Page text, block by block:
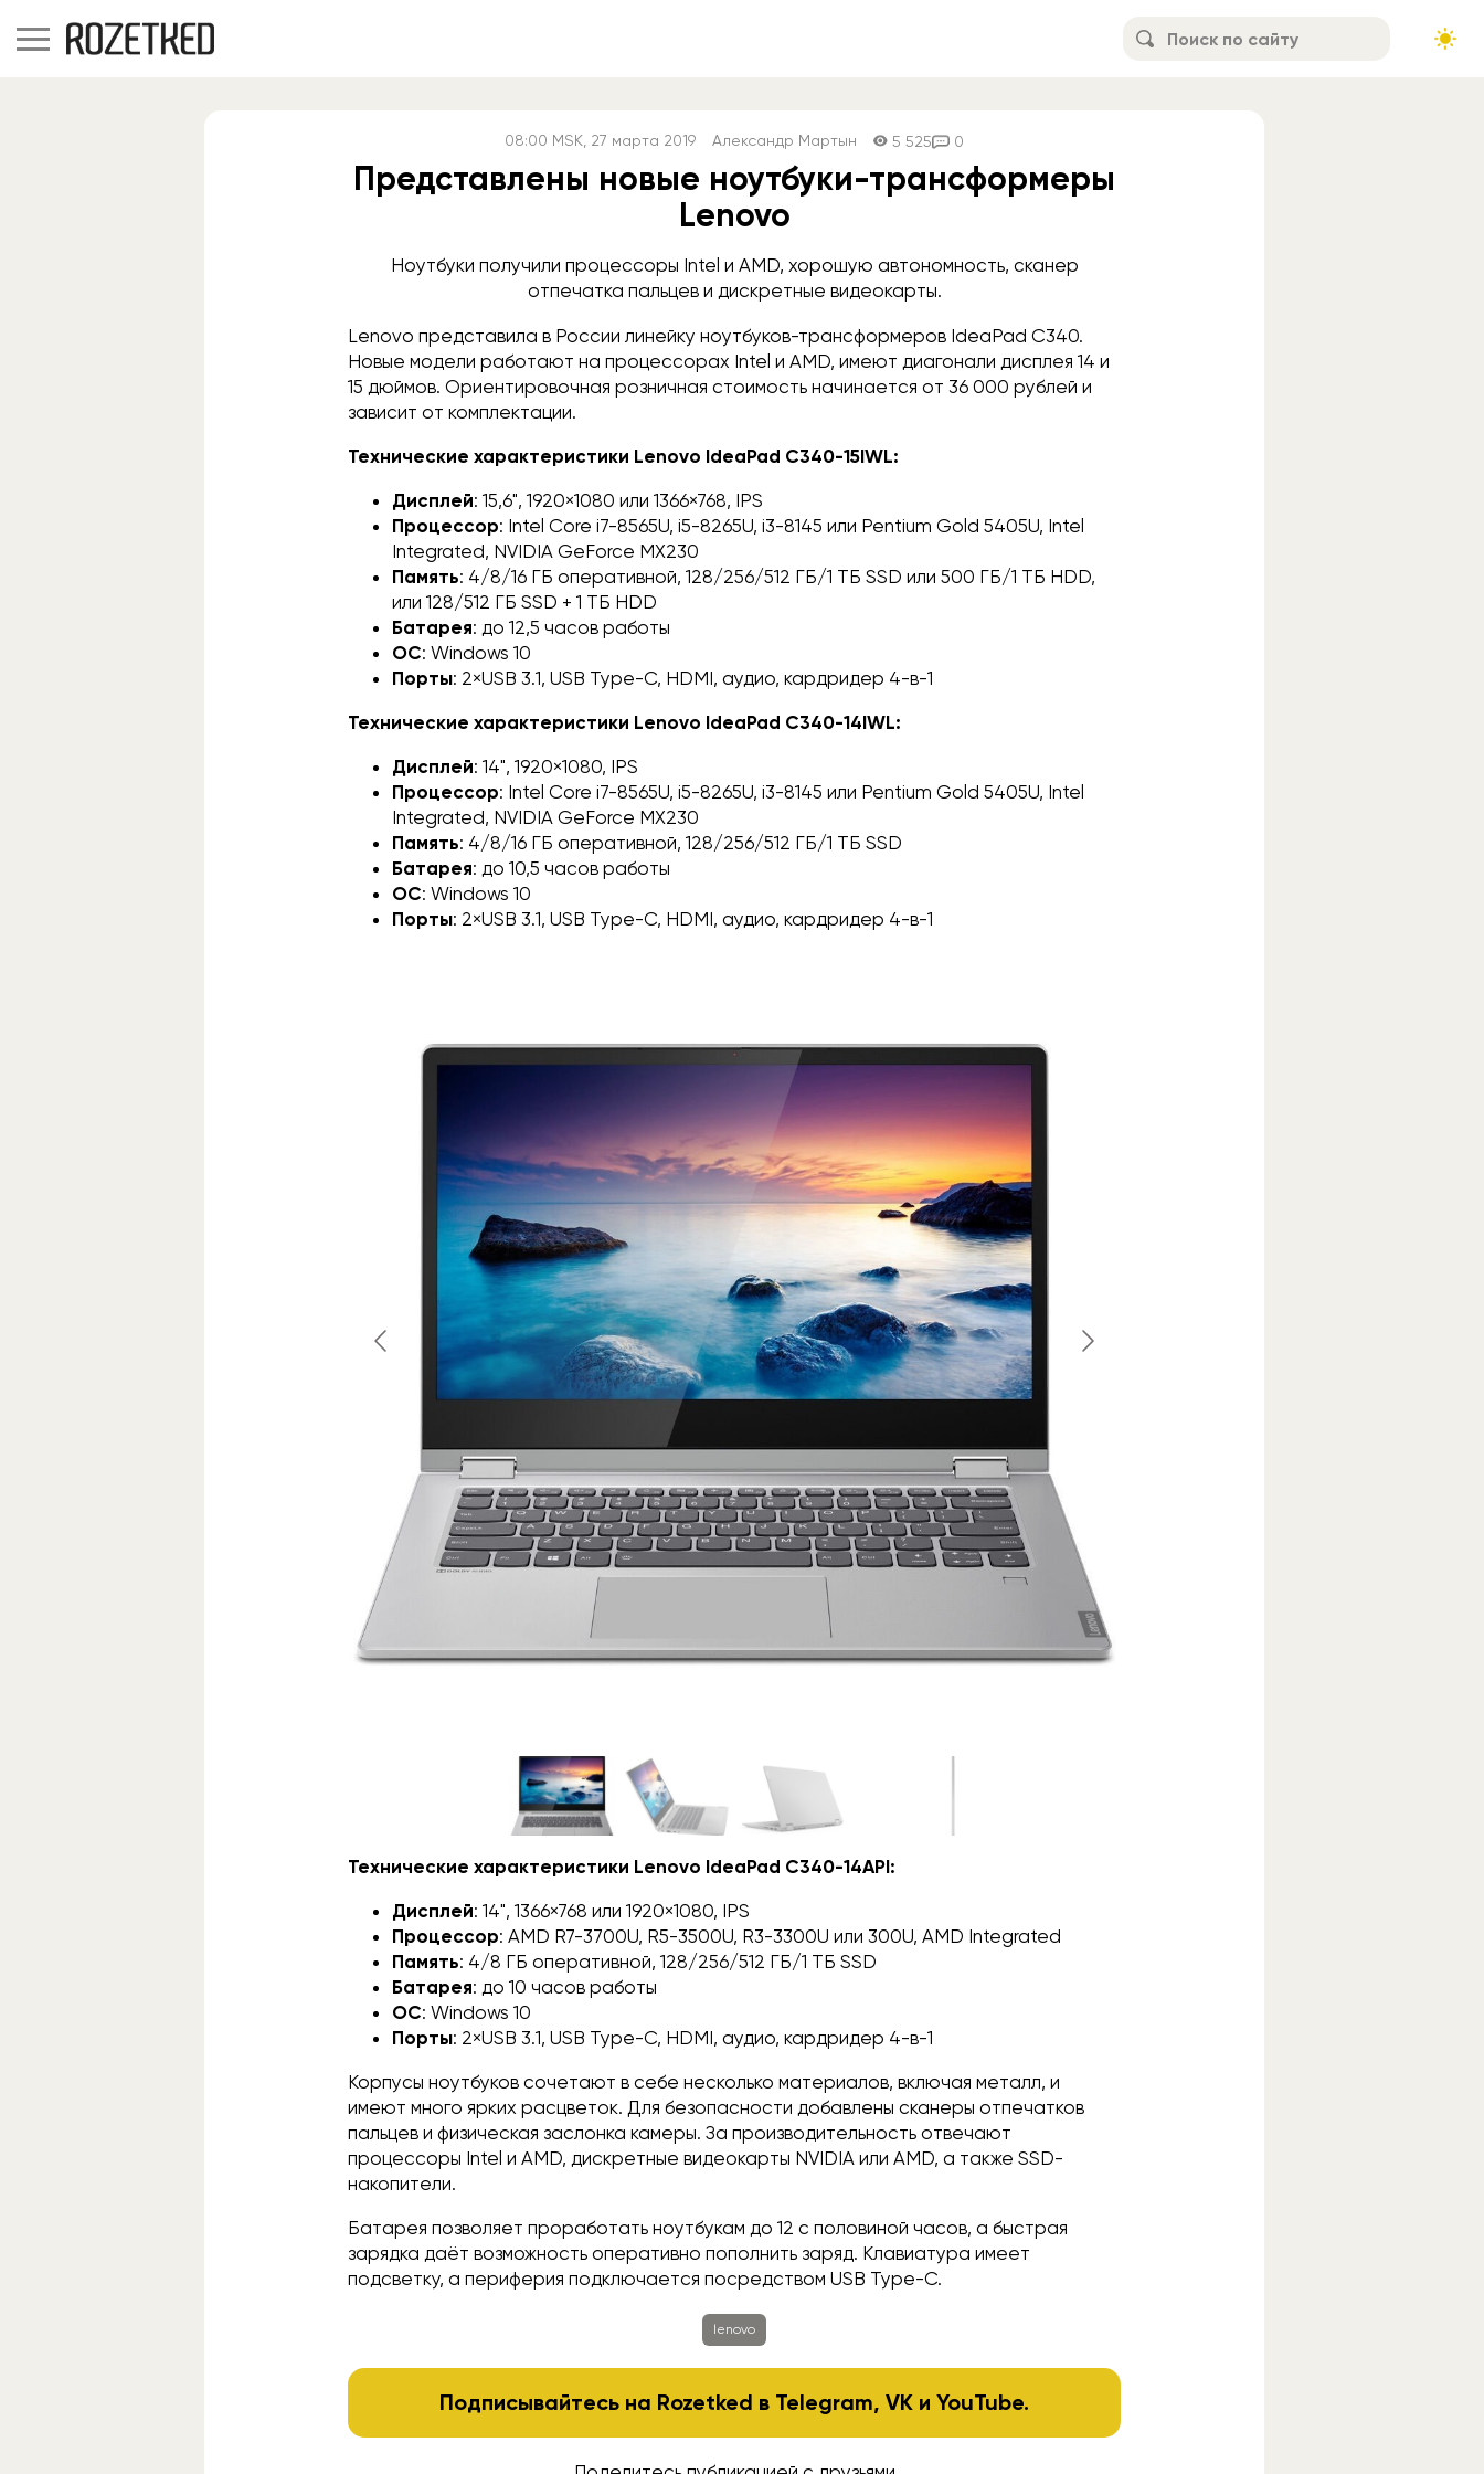
08:00 MSK , 27 марта 2019 Александр Мартын 5 525 0
Представлены новые ноутбуки-трансформеры
Lenovo
Ноутбуки получили процессоры Intel и AMD, хорошую автономность, сканер
отпечатка пальцев и дискретные видеокарты.
Lenovo представила в России линейку ноутбуков-трансформеров IdeaPad C340.
Новые модели работают на процессорах Intel и AMD, имеют диагонали дисплея 14 и
15 дюймов. Ориентировочная розничная стоимость начинается от 36 000 рублей и
зависит от комплектации.
Технические характеристики Lenovo IdeaPad C340-15IWL:
Дисплей: 15,6", 1920×1080 или 1366×768, IPS
Процессор: Intel Core i7-8565U, i5-8265U, i3-8145 или Pentium Gold 5405U, Intel
Integrated, NVIDIA GeForce MX230
Память: 4/8/16 ГБ оперативной, 128/256/512 ГБ/1 ТБ SSD или 500 ГБ/1 ТБ HDD,
или 128/512 ГБ SSD + 1 ТБ HDD
Батарея: до 12,5 часов работы
ОС: Windows 10
Порты: 2×USB 3.1, USB Type-C, HDMI, аудио, кардридер 4-в-1
Технические характеристики Lenovo IdeaPad C340-14IWL:
Дисплей: 14", 1920×1080, IPS
Процессор: Intel Core i7-8565U, i5-8265U, i3-8145 или Pentium Gold 5405U, Intel
Integrated, NVIDIA GeForce MX230
Память: 4/8/16 ГБ оперативной, 128/256/512 ГБ/1 ТБ SSD
Батарея: до 10,5 часов работы
ОС: Windows 10
Порты: 2×USB 3.1, USB Type-C, HDMI, аудио, кардридер 4-в-1
Технические характеристики Lenovo IdeaPad C340-14API:
Дисплей: 14", 1366×768 или 1920×1080, IPS
Процессор: AMD R7-3700U, R5-3500U, R3-3300U или 300U, AMD Integrated
Память: 4/8 ГБ оперативной, 128/256/512 ГБ/1 ТБ SSD
Батарея: до 10 часов работы
ОС: Windows 10
Порты: 2×USB 3.1, USB Type-C, HDMI, аудио, кардридер 4-в-1
Корпусы ноутбуков сочетают в себе несколько материалов, включая металл, и
имеют много ярких расцветок. Для безопасности добавлены сканеры отпечатков
пальцев и физическая заслонка камеры. За производительность отвечают
процессоры Intel и AMD, дискретные видеокарты NVIDIA или AMD, а также SSD-
накопители.
Батарея позволяет проработать ноутбукам до 12 с половиной часов, а быстрая
зарядка даёт возможность оперативно пополнить заряд. Клавиатура имеет
подсветку, а периферия подключается посредством USB Type-C.
lenovo
Подписывайтесь на Rozetked в Telegram,VK иYouTube.